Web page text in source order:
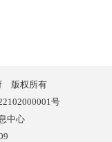
版权所有
号
中心